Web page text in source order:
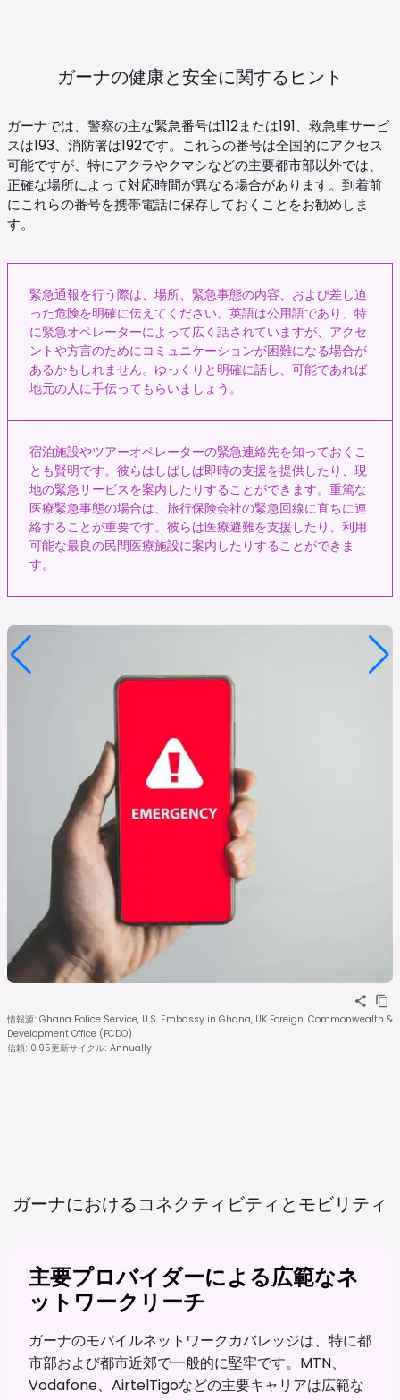
ガーナの健康と安全に関するヒント
ガーナでは、警察の主な緊急番号は112または191、救急車サービ
スは193、消防署は192です。これらの番号は全国的にアクセス
可能ですが、特にアクラやクマシなどの主要都市部以外では、
正確な場所によって対応時間が異なる場合があります。到着前
にこれらの番号を携帯電話に保存しておくことをお勧めしま
す。
緊急通報を行う際は、場所、緊急事態の内容、および差し迫
った危険を明確に伝えてください。英語は公用語であり、特
に緊急オペレーターによって広く話されていますが、アクセ
ントや方言のためにコミュニケーションが困難になる場合が
あるかもしれません。ゆっくりと明確に話し、可能であれば
地元の人に手伝ってもらいましょう。
宿泊施設やツアーオペレーターの緊急連絡先を知っておくこ
とも賢明です。彼らはしばしば即時の支援を提供したり、現
地の緊急サービスを案内したりすることができます。重篤な
医療緊急事態の場合は、旅行保険会社の緊急回線に直ちに連
絡することが重要です。彼らは医療避難を支援したり、利用
可能な最良の民間医療施設に案内したりすることができま
す。
情報源: Ghana Police Service, U.S. Embassy in Ghana, UK Foreign, Commonwealth &
Development Office (FCDO)
信頼: 0.95更新サイクル: Annually
ガーナにおけるコネクティビティとモビリティ
主要プロバイダーによる広範なネ
ットワークリーチ
ガーナのモバイルネットワークカバレッジは、特に都
市部および都市近郊で一般的に堅牢です。MTN、
Vodafone、AirtelTigoなどの主要キャリアは広範な